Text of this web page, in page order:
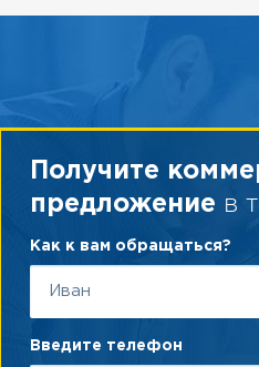
Получите
предложение в
Как к вам обращаться?
Введите телефон